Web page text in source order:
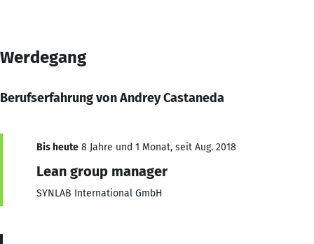
Werdegang
Berufserfahrung von Andrey Castaneda
Bis heute 8 Jahre und 1 Monat, seit Aug. 2018
Lean group manager
SYNLAB International GmbH